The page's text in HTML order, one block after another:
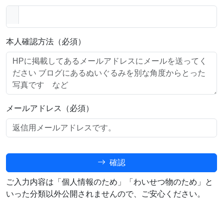
本人確認方法（必須）
メールアドレス（必須）
確認
ご入力内容は「個人情報のため」「わいせつ物のため」と
いった分類以外公開されませんので、ご安心ください。